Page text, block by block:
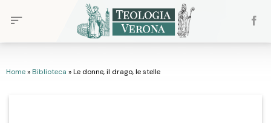
Home»Biblioteca »Le donne, il drago, le stelle